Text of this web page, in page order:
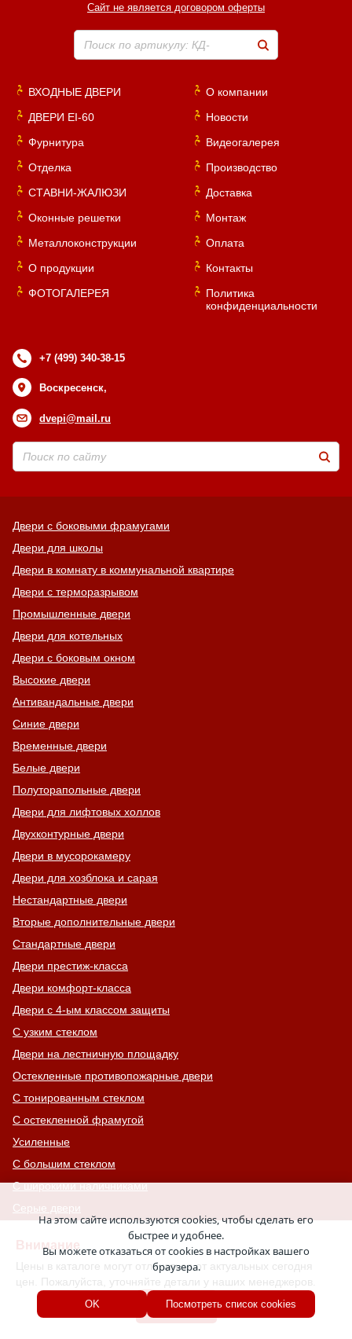
Внимание
Цены в каталоге могут отличаться от актуальных сегодня
цен. Пожалуйста, уточняйте детали у наших менеджеров.
Хорошо
Сайт не является договором оферты
Поиск по артикулу: КД-
ВХОДНЫЕ ДВЕРИ
ДВЕРИ EI-60
Фурнитура
Отделка
СТАВНИ-ЖАЛЮЗИ
Оконные решетки
Металлоконструкции
О продукции
ФОТОГАЛЕРЕЯ
О компании
Новости
Видеогалерея
Производство
Доставка
Монтаж
Оплата
Контакты
Политика
конфиденциальности
+7 (499) 340-38-15
Воскресенск,
dvepi@mail.ru
Двери с боковыми фрамугами
Двери для школы
Двери в комнату в коммунальной квартире
Двери с терморазрывом
Промышленные двери
Двери для котельных
Двери с боковым окном
Высокие двери
Антивандальные двери
Синие двери
Временные двери
Белые двери
Полуторапольные двери
Двери для лифтовых холлов
Двухконтурные двери
Двери в мусорокамеру
Двери для хозблока и сарая
Нестандартные двери
Вторые дополнительные двери
Стандартные двери
Двери престиж-класса
Двери комфорт-класса
Двери с 4-ым классом защиты
С узким стеклом
Двери на лестничную площадку
Остекленные противопожарные двери
С тонированным стеклом
С остекленной фрамугой
Усиленные
С большим стеклом
С широкими наличниками
Серые двери
С увеличенной и толстой коробкой
Двери с выдавленным рисунком
Двери с витражным остеклением
Двери с английской решеткой
Глухие противопожарные двери
На этом сайте используются cookies, чтобы сделать его
быстрее и удобнее.
Вы можете отказаться от cookies в настройках вашего
браузера.
OK Посмотреть список cookies